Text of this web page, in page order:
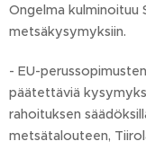
Ongelma kulminoituu
metsäkysymyksiin.
- EU-
päätettäviä
rahoituksen
metsätalouteen,